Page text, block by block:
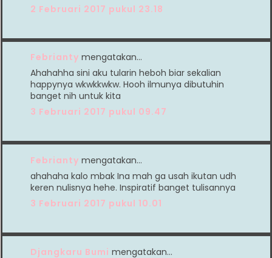
2 Februari 2017 pukul 23.18
Febrianty mengatakan…
Ahahahha sini aku tularin heboh biar sekalian
happynya wkwkkwkw. Hooh ilmunya dibutuhin
banget nih untuk kita
3 Februari 2017 pukul 09.47
Febrianty mengatakan…
ahahaha kalo mbak Ina mah ga usah ikutan udh
keren nulisnya hehe. Inspiratif banget tulisannya
3 Februari 2017 pukul 10.01
Djangkaru Bumi mengatakan…